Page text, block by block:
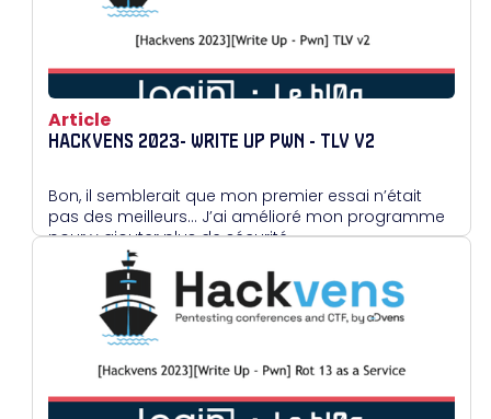
Article
HACKVENS 2023- WRITE UP PWN - TLV V2
Bon, il semblerait que mon premier essai n’était
pas des meilleurs… J’ai amélioré mon programme
pour y ajouter plus de sécurité.